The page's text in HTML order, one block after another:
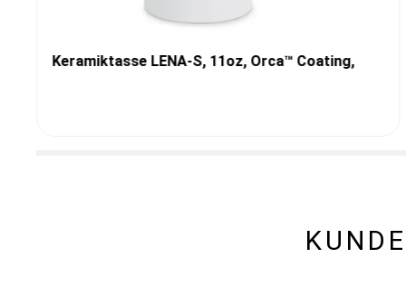
Keramiktasse LENA-S, 11oz, Orca™ Coating,